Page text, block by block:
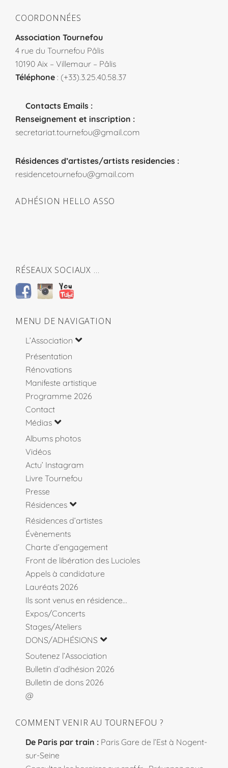
COORDONNÉES
Association Tournefou
4 rue du Tournefou Pâlis
10190 Aix – Villemaur – Pâlis
Téléphone : (+33).3.25.40.58.37
Contacts Emails :
Renseignement et inscription :
secretariat.tournefou@gmail.com
Résidences d’artistes/artists residencies :
residencetournefou@gmail.com
ADHÉSION HELLO ASSO
RÉSEAUX SOCIAUX …
MENU DE NAVIGATION
L’Association
Présentation
Rénovations
Manifeste artistique
Programme 2026
Contact
Médias
Albums photos
Vidéos
Actu’ Instagram
Livre Tournefou
Presse
Résidences
Résidences d’artistes
Évènements
Charte d’engagement
Front de libération des Lucioles
Appels à candidature
Lauréats 2026
Ils sont venus en résidence…
Expos/Concerts
Stages/Ateliers
DONS/ADHÉSIONS
Soutenez l’Association
Bulletin d’adhésion 2026
Bulletin de dons 2026
@
COMMENT VENIR AU TOURNEFOU ?
De Paris par train : Paris Gare de l’Est à Nogent-
sur-Seine